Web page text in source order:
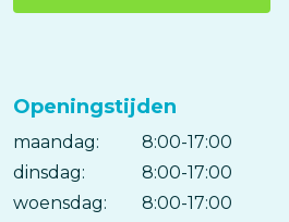
Openingstijden
Dag
Time
slot
Reactie
maandag:
8:00-17:00
dinsdag:
8:00-17:00
woensdag:
8:00-17:00